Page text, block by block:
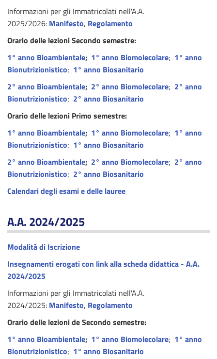
Informazioni per gli Immatricolati nell'A.A.
2025/2026: Manifesto, Regolamento
Orario delle lezioni Secondo semestre:
1° anno Bioambientale; 1° anno Biomolecolare; 1° anno
Bionutrizionistico; 1° anno Biosanitario
2° anno Bioambientale; 2° anno Biomolecolare; 2° anno
Bionutrizionistico; 2° anno Biosanitario
Orario delle lezioni Primo semestre:
1° anno Bioambientale; 1° anno Biomolecolare; 1° anno
Bionutrizionistico; 1° anno Biosanitario
2° anno Bioambientale; 2° anno Biomolecolare; 2° anno
Bionutrizionistico; 2° anno Biosanitario
Calendari degli esami e delle lauree
A.A. 2024/2025
Modalità di Iscrizione
Insegnamenti erogati con link alla scheda didattica - A.A.
2024/2025
Informazioni per gli Immatricolati nell'A.A.
2024/2025: Manifesto, Regolamento
Orario delle lezioni de Secondo semestre:
1° anno Bioambientale; 1° anno Biomolecolare; 1° anno
Bionutrizionistico; 1° anno Biosanitario